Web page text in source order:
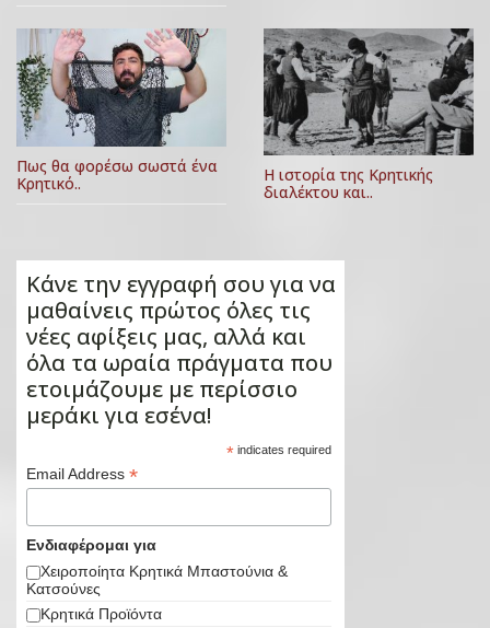
Πως θα φορέσω σωστά ένα
Κρητικό..
Η ιστορία της Κρητικής
διαλέκτου και..
Κάνε την εγγραφή σου για να
μαθαίνεις πρώτος όλες τις
νέες αφίξεις μας, αλλά και
όλα τα ωραία πράγματα που
ετοιμάζουμε με περίσσιο
μεράκι για εσένα!
* indicates required
Email Address *
Ενδιαφέρομαι για
Χειροποίητα Κρητικά Μπαστούνια &
Κατσούνες
Κρητικά Προϊόντα